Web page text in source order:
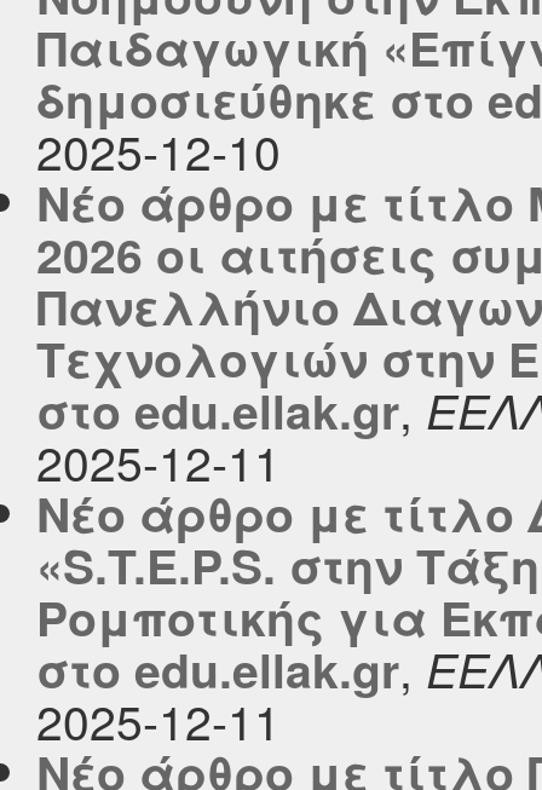
Παιδαγωγική
δημοσιεύθηκε στο
2025-12-10
Νέο άρθρο με τίτλο
2026 οι αιτήσεις
Πανελλήνιο
Τεχνολογιών στην
στο edu.ellak.gr,
2025-12-11
Νέο άρθρο με
«S.T.E.P.S. στην
Ρομποτικής για
στο edu.ellak.gr,
2025-12-11
Νέο άρθρο με τίτλο